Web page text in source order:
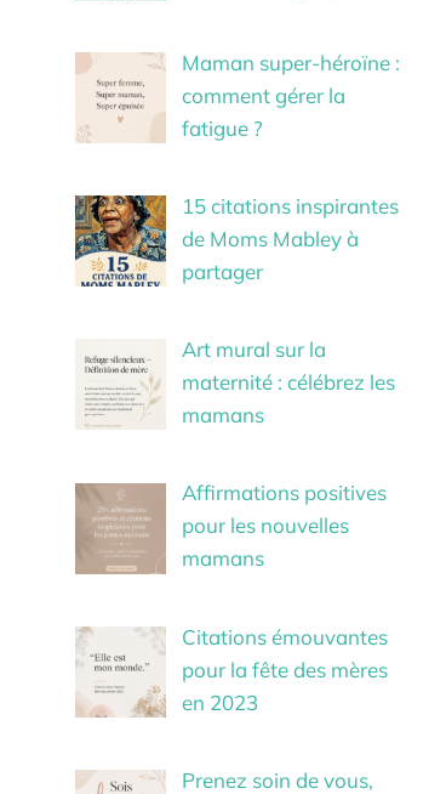
Maman super-héroïne :
comment gérer la
fatigue ?
15 citations inspirantes
de Moms Mabley à
partager
Art mural sur la
maternité : célébrez les
mamans
Affirmations positives
pour les nouvelles
mamans
Citations émouvantes
pour la fête des mères
en 2023
Prenez soin de vous,